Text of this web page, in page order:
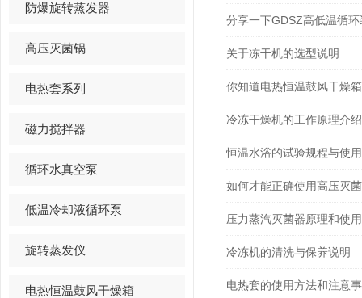
防爆旋转蒸发器
高压灭菌锅
电热套系列
磁力搅拌器
循环水真空泵
低温冷却液循环泵
旋转蒸发仪
电热恒温鼓风干燥箱
分享一下GDSZ高低温循
关于冻干机的选型说明
你知道电热恒温鼓风干燥
冷冻干燥机的工作原理介绍
恒温水浴的试验规程与使
如何才能正确使用高压灭
压力蒸汽灭菌器原理和使
冷冻机的清洗与保养说明
电热套的使用方法和注意